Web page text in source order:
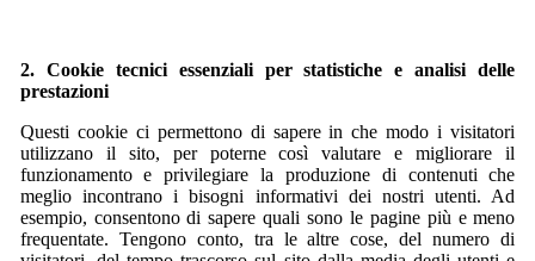
2. Cookie tecnici essenziali per statistiche e analisi delle
prestazioni
Questi cookie ci permettono di sapere in che modo i visitatori
utilizzano il sito, per poterne così valutare e migliorare il
funzionamento e privilegiare la produzione di contenuti che
meglio incontrano i bisogni informativi dei nostri utenti. Ad
esempio, consentono di sapere quali sono le pagine più e meno
frequentate. Tengono conto, tra le altre cose, del numero di